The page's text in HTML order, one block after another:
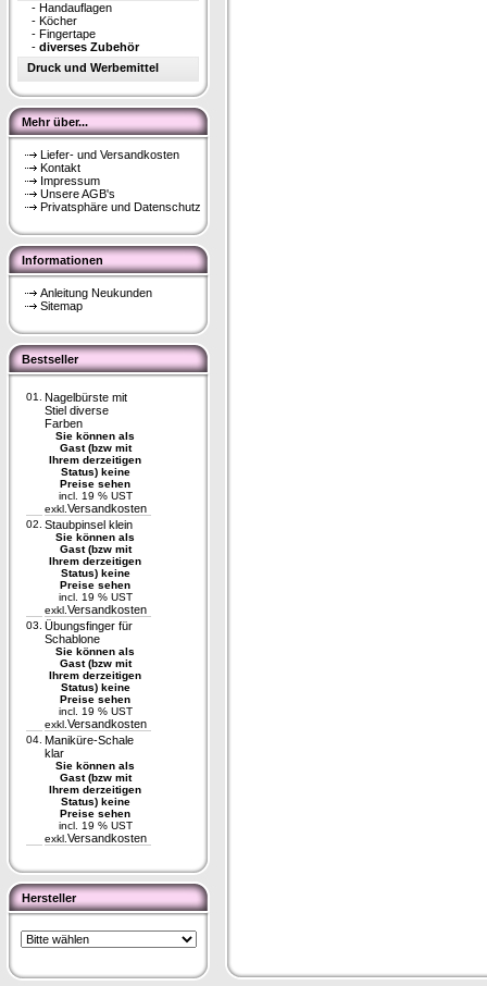
- Handauflagen
- Köcher
- Fingertape
- diverses Zubehör
Druck und Werbemittel
Mehr über...
Liefer- und Versandkosten
Kontakt
Impressum
Unsere AGB's
Privatsphäre und Datenschutz
Informationen
Anleitung Neukunden
Sitemap
Bestseller
01.
Nagelbürste mit
Stiel diverse
Farben
Sie können als
Gast (bzw mit
Ihrem derzeitigen
Status) keine
Preise sehen
incl. 19 % UST
exkl. Versandkosten
02. Staubpinsel klein
Sie können als
Gast (bzw mit
Ihrem derzeitigen
Status) keine
Preise sehen
incl. 19 % UST
exkl. Versandkosten
03. Übungsfinger für
Schablone
Sie können als
Gast (bzw mit
Ihrem derzeitigen
Status) keine
Preise sehen
incl. 19 % UST
exkl. Versandkosten
04. Maniküre-Schale
klar
Sie können als
Gast (bzw mit
Ihrem derzeitigen
Status) keine
Preise sehen
incl. 19 % UST
exkl. Versandkosten
Hersteller